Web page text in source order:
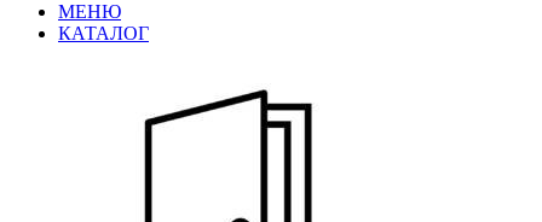
МЕНЮ
КАТАЛОГ